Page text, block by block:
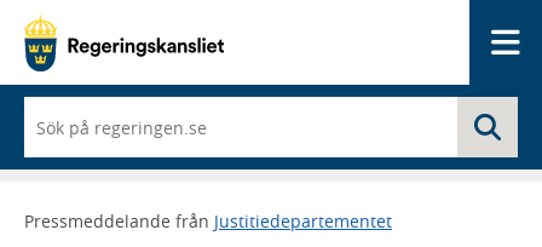
du
börjar
skriva
framträder
Pressmeddelande från Justitiedepartementet